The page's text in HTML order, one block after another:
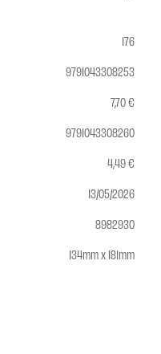
176
9791043308253
7,70 €
9791043308260
4,49 €
13/05/2026
8982930
134mm x 181mm